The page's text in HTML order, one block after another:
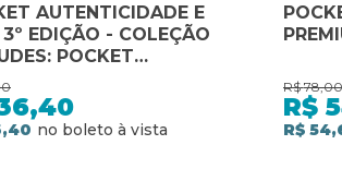
AUTENTICIDADE E
EDIÇÃO - COLEÇÃO
POCKET
R$ 78,00
R$
R$